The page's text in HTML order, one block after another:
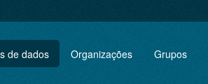
de dados Organizações Grupos